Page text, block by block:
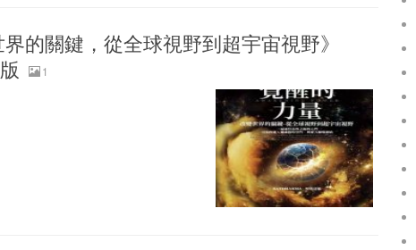
的關鍵，從全球視野到超宇宙視野》
1